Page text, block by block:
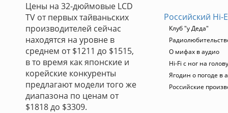
Цены на 32-дюймовые LCD
TV от первых тайваньских
производителей сейчас
находятся на уровне в
среднем от $1211 до $1515,
в то время как японские и
корейские конкуренты
предлагают модели того же
диапазона по ценам от
$1818 до $3309.
Российский Hi-
Клуб "у Деда"
О мифах в аудио
Hi-Fi с ног на голову
Ягодин о погоде в
Российские